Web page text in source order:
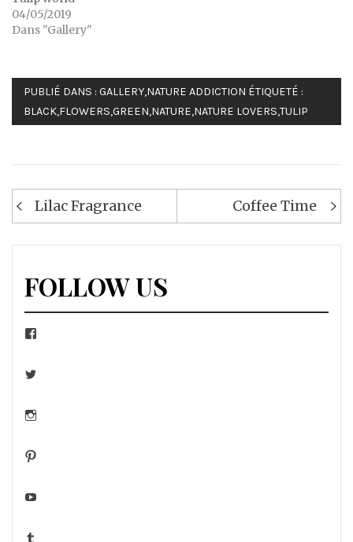
04/05/2019
Dans "Gallery"
PUBLIÉ DANS : GALLERY,NATURE ADDICTION ÉTIQUETÉ :
BLACK,FLOWERS,GREEN,NATURE,NATURE LOVERS,TULIP
Navigation
de
Lilac Fragrance Coffee Time
FOLLOW US
Facebook
Twitter
Instagram
Pinterest
YouTube
Tumblr